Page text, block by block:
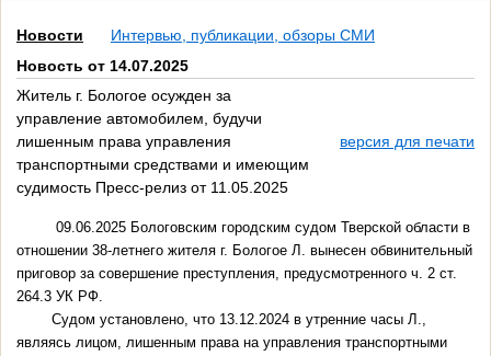
Новости
Интервью, публикации, обзоры СМИ
Новость от 14.07.2025
Житель г. Бологое осужден за
управление автомобилем, будучи
лишенным права управления
транспортными средствами и имеющим
судимость Пресс-релиз от 11.05.2025
версия для печати
09.06.2025 Бологовским городским судом Тверской области в
отношении 38‑летнего жителя г. Бологое Л. вынесен обвинительный
приговор за совершение преступления, предусмотренного ч. 2 ст.
264.3 УК РФ.
Судом установлено, что 13.12.2024 в утренние часы Л.,
являясь лицом, лишенным права на управления транспортными